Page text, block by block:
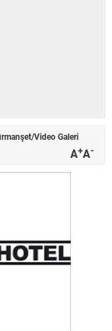
/Video Galeri
A+A-